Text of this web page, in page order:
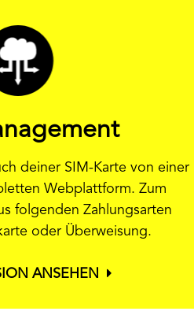
deiner SIM-Karte von einer
Webplattform. Zum
folgenden Zahlungsarten
oder Überweisung.
ANSEHEN